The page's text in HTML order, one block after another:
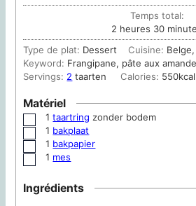
Temps total:
2 heures
heures 30
Type de plat: Dessert Cuisine:
Keyword: Frangipane, pâte aux
Servings: 2 taarten Calories: 550kcal
Matériel
▢
1taartring zonder bodem
▢
1 bakplaat
▢
1 bakpapier
▢
1 mes
Ingrédients